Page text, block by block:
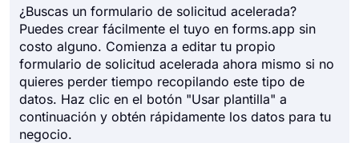
¿Buscas un formulario de solicitud acelerada?
Puedes crear fácilmente el tuyo en forms.app sin
costo alguno. Comienza a editar tu propio
formulario de solicitud acelerada ahora mismo si no
quieres perder tiempo recopilando este tipo de
datos. Haz clic en el botón "Usar plantilla" a
continuación y obtén rápidamente los datos para tu
negocio.